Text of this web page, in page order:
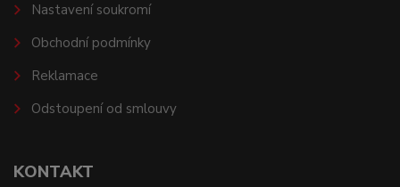
KONTAKT
Nastavení soukromí
Obchodní podmínky
Reklamace
Odstoupení od smlouvy